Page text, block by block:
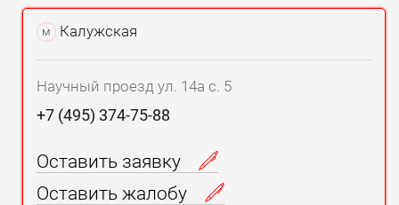
м Калужская
Научный проезд ул. 14а с. 5
+7 (495) 374-75-88
Оставить заявку
Оставить жалобу